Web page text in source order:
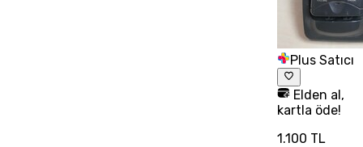
Plus Satıcı
Elden al,
kartla öde!
1.100 TL